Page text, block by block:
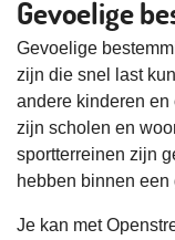
Gevoelige
Gevoelige
zijn die snel last
andere kinderen
zijn scholen en
sportterreinen zijn
hebben binnen
Je kan met